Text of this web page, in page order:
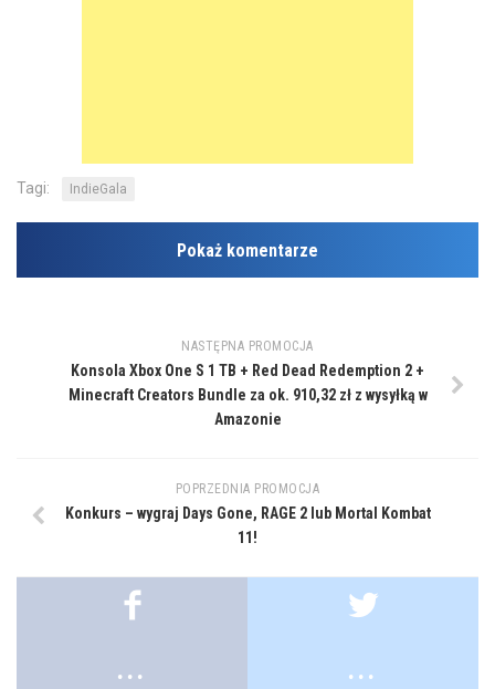
Tagi: IndieGala
Pokaż komentarze
NASTĘPNA PROMOCJA
Konsola Xbox One S 1 TB + Red Dead Redemption 2 +
Minecraft Creators Bundle za ok. 910,32 zł z wysyłką w
Amazonie
POPRZEDNIA PROMOCJA
Konkurs – wygraj Days Gone, RAGE 2 lub Mortal Kombat
11!
. .